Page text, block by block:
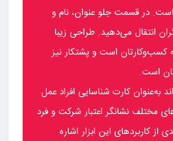
در قسمت جلو عنوان، نام و
انتقال می‌دهید. طراحی زیبا
است و پشتکار نیز
است.
به‌عنوان کارت شناسایی افراد عمل
مختلف نشانگر اعتبار شرکت و فرد
از کاربردهای این ابزار اشاره